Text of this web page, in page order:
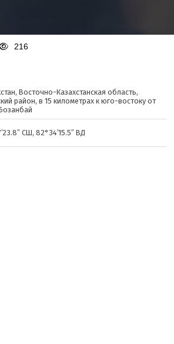
216
Восточно-Казахстанская область,
район, в 15 километрах к юго-востоку от
СШ, 82°34′15.5″ ВД